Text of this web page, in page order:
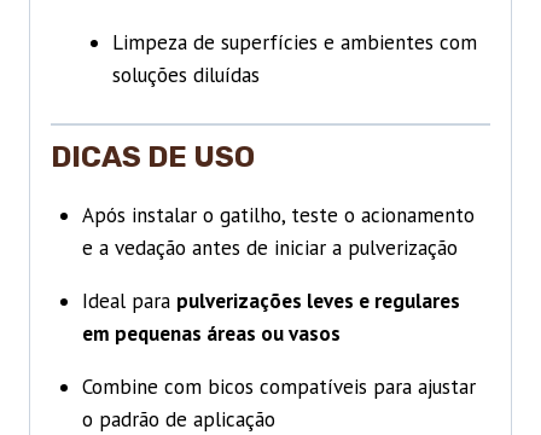
Limpeza de superfícies e ambientes com
soluções diluídas
DICAS DE USO
Após instalar o gatilho, teste o acionamento
e a vedação antes de iniciar a pulverização
Ideal para pulverizações leves e regulares
em pequenas áreas ou vasos
Combine com bicos compatíveis para ajustar
o padrão de aplicação